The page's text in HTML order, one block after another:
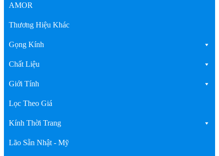
AMOR
Thương Hiệu Khác
Gọng Kính
Chất Liệu
Giới Tính
Lọc Theo Giá
Kính Thời Trang
Lão Sẵn Nhật - Mỹ